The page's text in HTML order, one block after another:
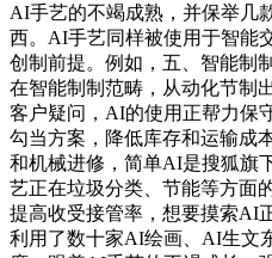
AI手艺的不竭成熟，并保举几
西。AI手艺同样被使用于智能
创制前提。例如，五、智能制
在智能制制范畴，从动化节制
客户疑问，AI的使用正帮力保
勾当方案，降低库存和运输成
和机械进修，简单AI是搜狐旗
艺正在垃圾分类、节能等方面
提高收受接管率，想要摸索AI
利用了数十家AI绘画、AI生文